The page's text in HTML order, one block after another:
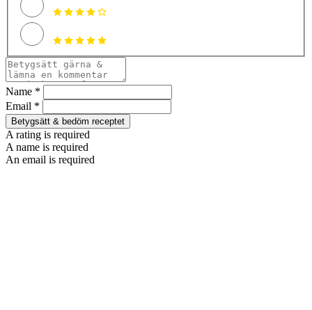
Name *
Email *
Betygsätt & bedöm receptet
A rating is required
A name is required
An email is required